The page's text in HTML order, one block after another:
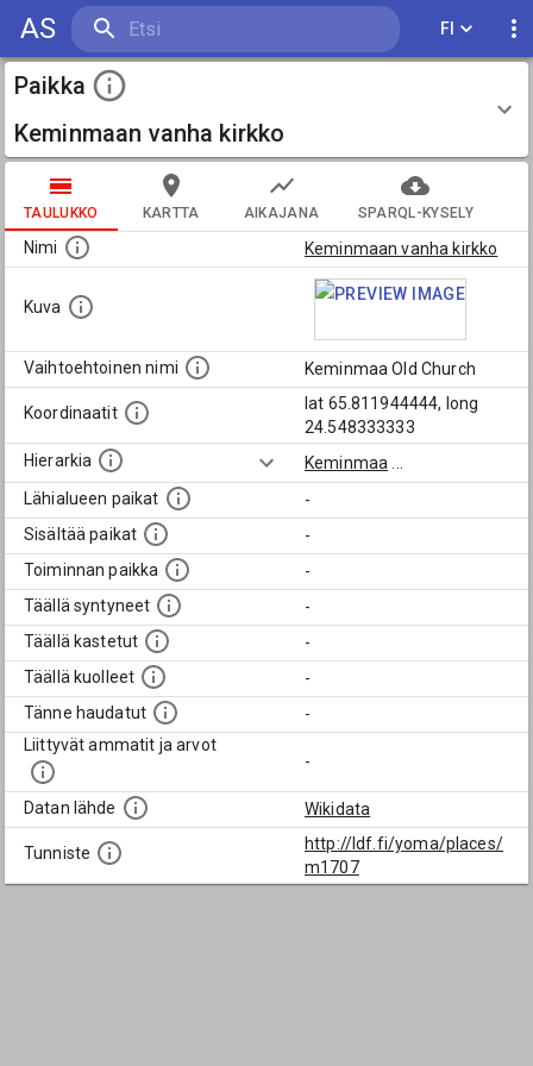
AS FI
Paikka
Keminmaan vanha kirkko
TAULUKKO KARTTA AIKAJANA SPARQL-KYSELY
Nimi Keminmaan vanha kirkko
Kuva
Vaihtoehtoinen nimi Keminmaa Old Church
Koordinaatit
lat 65.811944444, long
24.548333333
Hierarkia
Keminmaa
Lähialueen paikat
-
Sisältää paikat
-
Toiminnan paikka
-
Täällä syntyneet
-
Täällä kastetut
-
Täällä kuolleet
-
Tänne haudatut
-
Liittyvät ammatit ja arvot
-
Datan lähde Wikidata
Tunniste
http://ldf.fi/yoma/places/
m1707